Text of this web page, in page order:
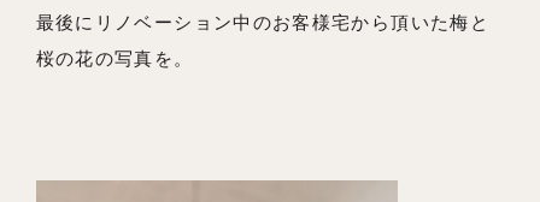
最後にリノベーション中のお客様宅から頂いた梅と
桜の花の写真を。